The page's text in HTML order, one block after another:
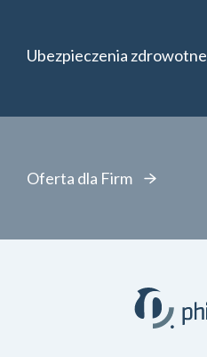
Ubezpieczenia zdrowotne
Oferta dla Firm